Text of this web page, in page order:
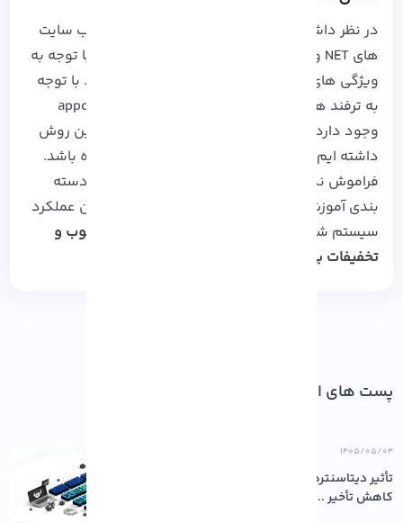
در نظر داشته باشید که استفاده از سرور IIS در وب سایت
های NET و ASP بسیار کاربردی است و هنوز هم با توجه به
ویژگی های پولی، یک بستر عالی به شمار می رود. با توجه
به ترفند های زیادی که در بکاپ گیری از IIS با appcmd
وجود دارد، ما سعی در بررسی بهترین و سریع ترین روش
داشته ایم که امیدواریم برای شما مفید واقع شده باشد.
فراموش نکنید که مشاهده وبلاگ های بیشتر در دسته
بندی آموزش های حرفه ای آذرسیس، قطع به یقین عملکرد
سیستم شما را ارتقا خواهد داد.
منتظر خبر های خوب و
تخفیفات بی سابقه ای از آذرسیس باشید…
پست های اخیر
۱۴۰۵/۰۵/۰۴
تأثیر دیتاسنترهای باکیفیت بر پایداری و
کاهش تأخیر ...